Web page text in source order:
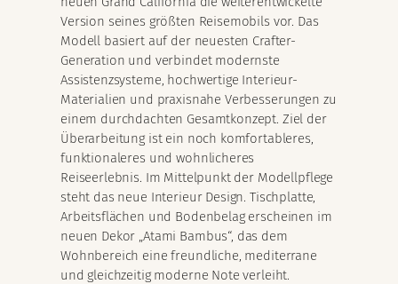
Version seines größten Reisemobils vor. Das
Modell basiert auf der neuesten Crafter-
Generation und verbindet modernste
Assistenzsysteme, hochwertige Interieur-
Materialien und praxisnahe Verbesserungen zu
einem durchdachten Gesamtkonzept. Ziel der
Überarbeitung ist ein noch komfortableres,
funktionaleres und wohnlicheres
Reiseerlebnis. Im Mittelpunkt der Modellpflege
steht das neue Interieur Design. Tischplatte,
Arbeitsflächen und Bodenbelag erscheinen im
neuen Dekor „Atami Bambus“, das dem
Wohnbereich eine freundliche, mediterrane
und gleichzeitig moderne Note verleiht.